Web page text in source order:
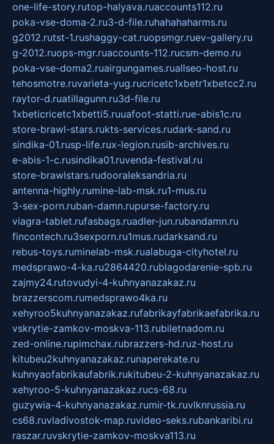
one-life-story.rutop-halyava.ruaccounts112.ru
poka-vse-doma-2.ru3-d-file.ruhahahaharms.ru
g2012.rutst-1.rushaggy-cat.ruopsmgr.ruev-gallery.ru
g-2012.ruops-mgr.ruaccounts-112.rucsm-demo.ru
poka-vse-doma2.ruairgungames.ruallseo-host.ru
tehosmotre.ruvarieta-yug.rucricetc1xbetr1xbetcc2.ru
raytor-d.ruatillagunn.ru3d-file.ru
1xbeticricetc1xbetti5.ruuafoot-statti.rue-abis1c.ru
store-brawl-stars.rukts-services.rudark-sand.ru
sindika-01.rusp-life.rux-legion.rusib-archives.ru
e-abis-1-c.rusindika01.ruvenda-festival.ru
store-brawlstars.rudooraleksandria.ru
antenna-highly.rumine-lab-msk.ru1-mus.ru
3-sex-porn.ruban-damn.rupurse-factory.ru
viagra-tablet.rufasbags.ruadler-jun.rubandamn.ru
fincontech.ru3sexporn.ru1mus.rudarksand.ru
rebus-toys.ruminelab-msk.rualabuga-cityhotel.ru
medsprawo-4-ka.ru2864420.rublagodarenie-spb.ru
zajmy24.rutovudyi-4-kuhnyanazakaz.ru
brazzerscom.rumedsprawo4ka.ru
xehyroo5kuhnyanazakaz.rufabrikayfabrikaefabrika.ru
vskrytie-zamkov-moskva-113.rubiletnadom.ru
zed-online.rupimchax.rubrazzers-hd.ruz-host.ru
kitubeu2kuhnyanazakaz.runaperekate.ru
kuhnyaofabrikaufabrik.rukitubeu-2-kuhnyanazakaz.ru
xehyroo-5-kuhnyanazakaz.rucs-68.ru
guzywia-4-kuhnyanazakaz.rumir-tk.ruvlknrussia.ru
cs68.ruvladivostok-map.ruvideo-seks.rubankaribi.ru
raszar.ruvskrytie-zamkov-moskva113.ru